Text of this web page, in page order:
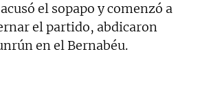
el sopapo y comenzó a
el partido, abdicaron
en el Bernabéu.